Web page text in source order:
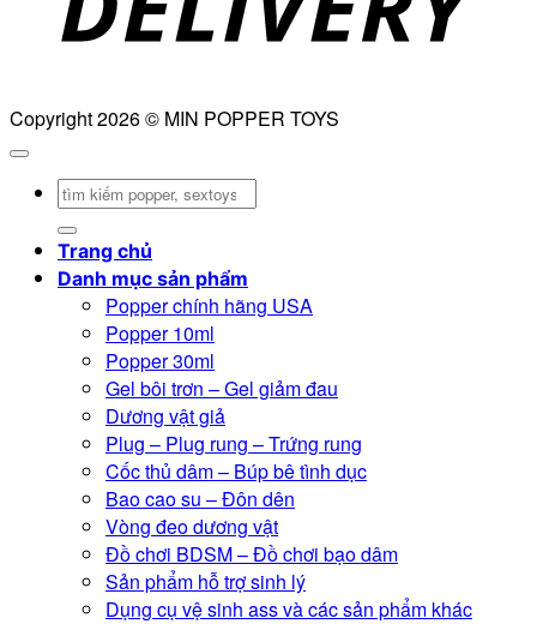
Copyright 2026 © MIN POPPER TOYS
Tìm
Trang chủ
Danh mục sản phẩm
Popper chính hãng USA
Popper 10ml
Popper 30ml
Gel bôi trơn – Gel giảm đau
Dương vật giả
Plug – Plug rung – Trứng rung
Cốc thủ dâm – Búp bê tình dục
Bao cao su – Đôn dên
Vòng đeo dương vật
Đồ chơi BDSM – Đồ chơi bạo dâm
Sản phẩm hỗ trợ sinh lý
Dụng cụ vệ sinh ass và các sản phẩm khác